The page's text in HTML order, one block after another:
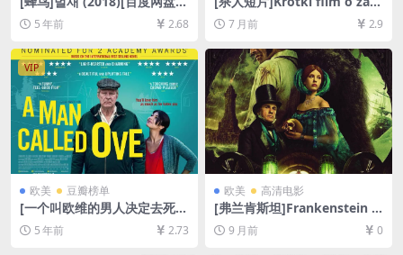
+迅雷云盘资源1080P超清未
删减][MP4/8.7GB][韩语中字]
5 年前 2.68
janiu (1988)[百度网盘+夸克
网盘1080P超清未删减资源]
[网盘在线播放/下载][MP4/5.
6GB][中文字幕]
7 月前 2.9
VIP
欧美 豆瓣榜单
[一个叫欧维的男人决定去死]E
n man som heter Ove (201
5)[百度网盘+迅雷云盘资源10
5 年前 2.73
欧美 高清电影
[弗兰肯斯坦]Frankenstein (2
025)[百度网盘+夸克网盘1080
P超清未删减资源][网盘在线播
9 月前 0